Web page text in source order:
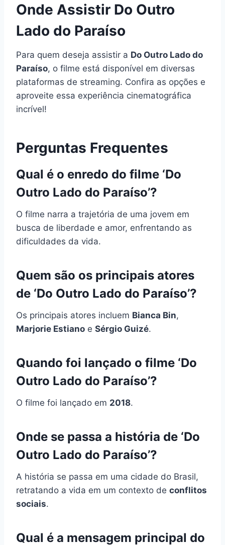
Onde Assistir Do Outro
Lado do Paraíso
Para quem deseja assistir a Do Outro Lado do
Paraíso, o filme está disponível em diversas
plataformas de streaming. Confira as opções e
aproveite essa experiência cinematográfica
incrível!
Perguntas Frequentes
Qual é o enredo do filme ‘Do
Outro Lado do Paraíso’?
O filme narra a trajetória de uma jovem em
busca de liberdade e amor, enfrentando as
dificuldades da vida.
Quem são os principais atores
de ‘Do Outro Lado do Paraíso’?
Os principais atores incluem Bianca Bin,
Marjorie Estiano e Sérgio Guizé.
Quando foi lançado o filme ‘Do
Outro Lado do Paraíso’?
O filme foi lançado em 2018.
Onde se passa a história de ‘Do
Outro Lado do Paraíso’?
A história se passa em uma cidade do Brasil,
retratando a vida em um contexto de conflitos
sociais.
Qual é a mensagem principal do